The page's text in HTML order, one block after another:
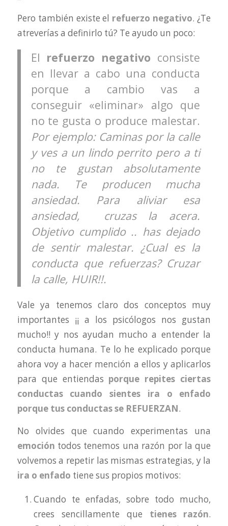
Pero también existe el refuerzo negativo. ¿Te
atreverías a definirlo tú? Te ayudo un poco:
El refuerzo negativo consiste
en llevar a cabo una conducta
porque a cambio vas a
conseguir «eliminar» algo que
no te gusta o produce malestar.
Por ejemplo: Caminas por la calle
y ves a un lindo perrito pero a ti
no te gustan absolutamente
nada. Te producen mucha
ansiedad. Para aliviar esa
ansiedad, cruzas la acera.
Objetivo cumplido .. has dejado
de sentir malestar. ¿Cual es la
conducta que refuerzas? Cruzar
la calle, HUIR!!.
Vale ya tenemos claro dos conceptos muy
importantes ¡¡ a los psicólogos nos gustan
mucho!! y nos ayudan mucho a entender la
conducta humana. Te lo he explicado porque
ahora voy a hacer mención a ellos y aplicarlos
para que entiendas porque repites ciertas
conductas cuando sientes ira o enfado
porque tus conductas se REFUERZAN.
No olvides que cuando experimentas una
emoción todos tenemos una razón por la que
volvemos a repetir las mismas estrategias, y la
ira o enfado tiene sus propios motivos:
Cuando te enfadas, sobre todo mucho,
crees sencillamente que tienes razón.